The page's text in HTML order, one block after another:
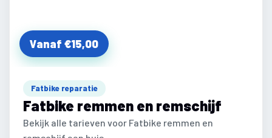
Vanaf €15,00
Fatbike reparatie
Fatbike remmen en remschijf
Bekijk alle tarieven voor Fatbike remmen en